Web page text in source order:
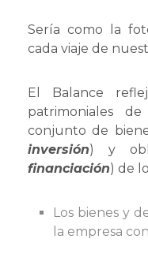
Sería como la
cada viaje de
El Balance
patrimoniales
conjunto de
inversión) y
financiación) de
Los bienes y
la empresa